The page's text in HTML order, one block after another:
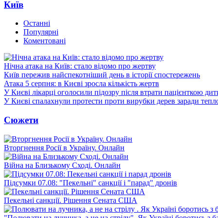
Київ
Останні
Популярні
Коментовані
Нічна атака на Київ: стало відомо про жертву
Київ пережив найспекотніший день в історії спостережень
Атака 5 серпня: в Києві зросла кількість жертв
У Києві лікарці оголосили підозру після втрати пацієнткою
У Києві спалахнули протести проти вирубки дерев заради
Сюжети
Вторгнення Росії в Україну. Онлайн
Війна на Близькому Сході. Онлайн
Підсумки 07.08: "Пекельні" санкції і "парад" дронів
Пекельні санкції. Рішення Сената США